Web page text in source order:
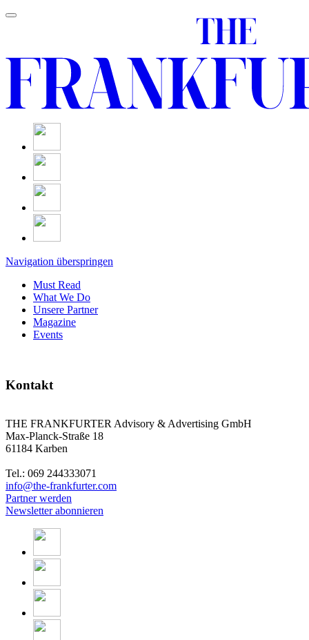
Navigation überspringen
Must Read
What We Do
Unsere Partner
Magazine
Events
Kontakt
THE FRANKFURTER Advisory & Advertising GmbH
Max-Planck-Straße 18
61184 Karben
Tel.: 069 244333071
info@the-frankfurter.com
Partner werden
Newsletter abonnieren